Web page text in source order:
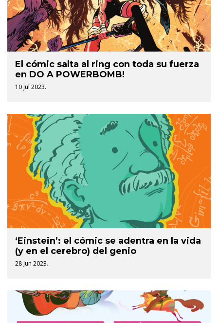
El cómic salta al ring con toda su fuerza
en DO A POWERBOMB!
10 Jul 2023.
‘Einstein’: el cómic se adentra en la vida
(y en el cerebro) del genio
28 Jun 2023.